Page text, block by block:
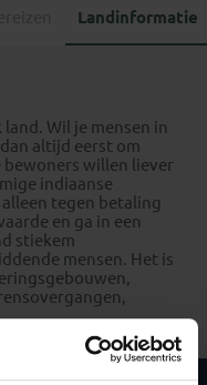
Landinformatie
Wil je mensen in
altijd eerst om
willen liever
indiaanse
tegen betaling
en ga in een
stiekem
mensen. Het is